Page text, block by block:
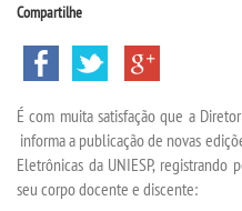
SEGUNDA GRADUAÇÃO
Compartilhe
É com muita satisfação que a
informa a publicação de novas
Eletrônicas da UNIESP,
seu corpo docente e discente: